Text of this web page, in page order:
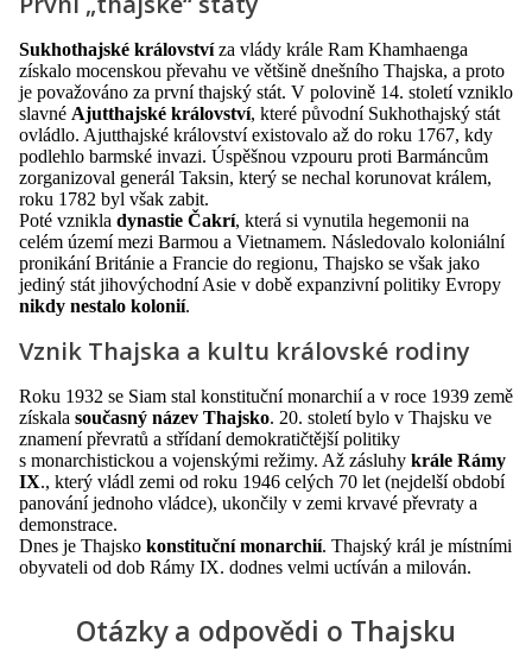
Sukhothajské královstvíza vlády krále Ram Khamhaenga
získalo mocenskou převahu ve většině dnešního Thajska, a proto
je považováno za první thajský stát. V polovině 14. století vzniklo
slavné Ajutthajské království, které původní Sukhothajský stát
ovládlo. Ajutthajské království existovalo až do roku 1767, kdy
podlehlo barmské invazi. Úspěšnou vzpouru proti Barmáncům
zorganizoval generál Taksin, který se nechal korunovat králem,
roku 1782 byl však zabit.
Poté vznikla dynastie Čakrí, která si vynutila hegemonii na
celém území mezi Barmou a Vietnamem. Následovalo koloniální
pronikání Británie a Francie do regionu, Thajsko se však jako
jediný stát jihovýchodní Asie v době expanzivní politiky Evropy
nikdy nestalo kolonií.
Vznik Thajska a kultu královské rodiny
Roku 1932 se Siam stal konstituční monarchií a v roce 1939 země
získala současný název Thajsko. 20. století bylo v Thajsku ve
znamení převratů a střídaní demokratičtější politiky
s monarchistickou a vojenskými režimy. Až zásluhy krále Rámy
IX., který vládl zemi od roku 1946 celých 70 let (nejdelší období
panování jednoho vládce), ukončily v zemi krvavé převraty a
demonstrace.
Dnes je Thajsko konstituční monarchií. Thajský král je místními
obyvateli od dob Rámy IX. dodnes velmi uctíván a milován.
Otázky a odpovědi o Thajsku